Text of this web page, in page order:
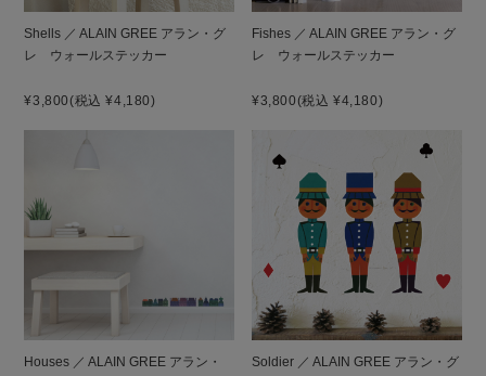
Shells ／ ALAIN GREE アラン・グ
レ ウォールステッカー
¥3,800(税込 ¥4,180)
Fishes ／ ALAIN GREE アラン・グ
レ ウォールステッカー
¥3,800(税込 ¥4,180)
Houses ／ ALAIN GREE アラン・
Soldier ／ ALAIN GREE アラン・グ